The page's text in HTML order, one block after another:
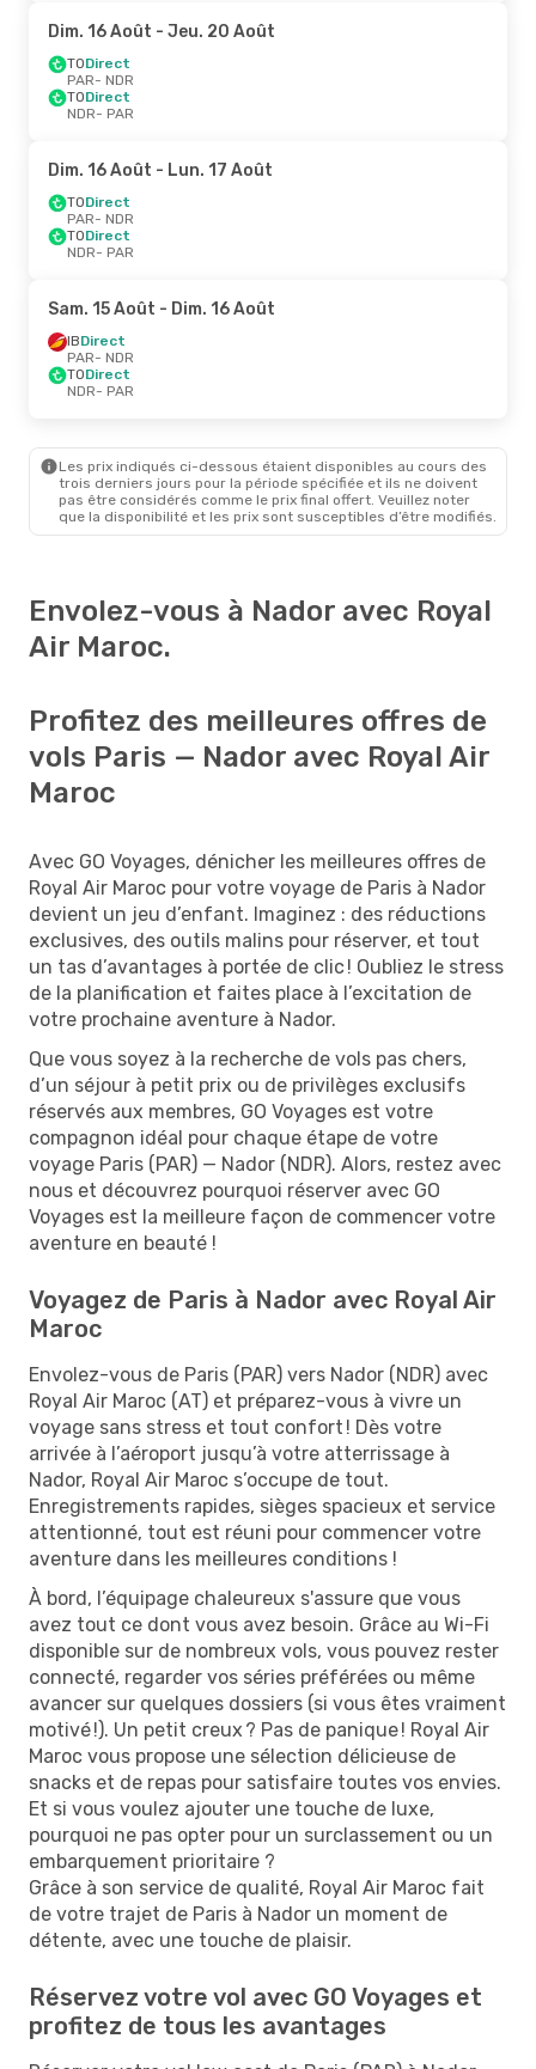
Dim. 16 Août - Jeu. 20 Août
TODirect
PAR- NDR
TODirect
NDR- PAR
Dim. 16 Août - Lun. 17 Août
TODirect
PAR- NDR
TODirect
NDR- PAR
Sam. 15 Août - Dim. 16 Août
IBDirect
PAR- NDR
TODirect
NDR- PAR
Les prix indiqués ci-dessous étaient disponibles au cours des
trois derniers jours pour la période spécifiée et ils ne doivent
pas être considérés comme le prix final offert. Veuillez noter
que la disponibilité et les prix sont susceptibles d’être modifiés.
Envolez-vous à Nador avec Royal
Air Maroc.
Profitez des meilleures offres de
vols Paris — Nador avec Royal Air
Maroc
Avec GO Voyages, dénicher les meilleures offres de
Royal Air Maroc pour votre voyage de Paris à Nador
devient un jeu d’enfant. Imaginez : des réductions
exclusives, des outils malins pour réserver, et tout
un tas d’avantages à portée de clic ! Oubliez le stress
de la planification et faites place à l’excitation de
votre prochaine aventure à Nador.
Que vous soyez à la recherche de vols pas chers,
d’un séjour à petit prix ou de privilèges exclusifs
réservés aux membres, GO Voyages est votre
compagnon idéal pour chaque étape de votre
voyage Paris (PAR) — Nador (NDR). Alors, restez avec
nous et découvrez pourquoi réserver avec GO
Voyages est la meilleure façon de commencer votre
aventure en beauté !
Voyagez de Paris à Nador avec Royal Air
Maroc
Envolez-vous de Paris (PAR) vers Nador (NDR) avec
Royal Air Maroc (AT) et préparez-vous à vivre un
voyage sans stress et tout confort ! Dès votre
arrivée à l’aéroport jusqu’à votre atterrissage à
Nador, Royal Air Maroc s’occupe de tout.
Enregistrements rapides, sièges spacieux et service
attentionné, tout est réuni pour commencer votre
aventure dans les meilleures conditions !
À bord, l’équipage chaleureux s'assure que vous
avez tout ce dont vous avez besoin. Grâce au Wi-Fi
disponible sur de nombreux vols, vous pouvez rester
connecté, regarder vos séries préférées ou même
avancer sur quelques dossiers (si vous êtes vraiment
motivé !). Un petit creux ? Pas de panique ! Royal Air
Maroc vous propose une sélection délicieuse de
snacks et de repas pour satisfaire toutes vos envies.
Et si vous voulez ajouter une touche de luxe,
pourquoi ne pas opter pour un surclassement ou un
embarquement prioritaire ?
Grâce à son service de qualité, Royal Air Maroc fait
de votre trajet de Paris à Nador un moment de
détente, avec une touche de plaisir.
Réservez votre vol avec GO Voyages et
profitez de tous les avantages